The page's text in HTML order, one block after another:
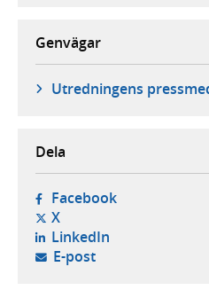
Genvägar
Utredningens
Dela
Facebook- öppnas i ny
X- öppnas i ny flik,
LinkedIn- öppnas i ny
E-post- öppnar din e-